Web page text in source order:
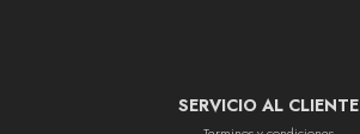
SERVICIO AL CLIENTE